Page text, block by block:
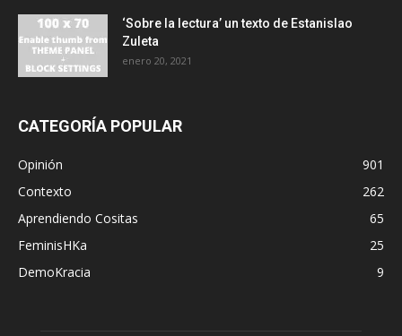
‘Sobre la lectura’ un texto de Estanislao
Zuleta
enero 20, 2021
CATEGORÍA POPULAR
Opinión
901
Contexto
262
Aprendiendo Cositas
65
FeminisHKa
25
DemoKracia
9